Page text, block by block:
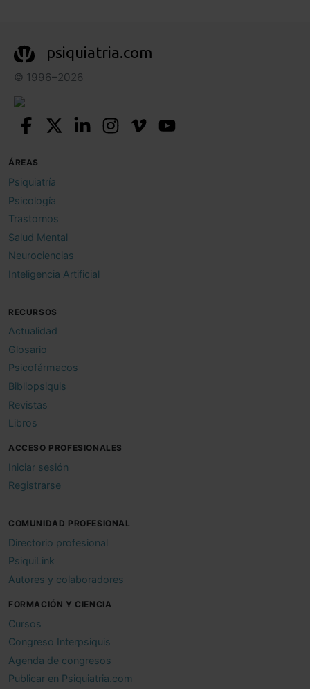
psiquiatria.com
© 1996–2026
ÁREAS
Psiquiatría
Psicología
Trastornos
Salud Mental
Neurociencias
Inteligencia Artificial
RECURSOS
Actualidad
Glosario
Psicofármacos
Bibliopsiquis
Revistas
Libros
ACCESO PROFESIONALES
Iniciar sesión
Registrarse
COMUNIDAD PROFESIONAL
Directorio profesional
PsiquiLink
Autores y colaboradores
FORMACIÓN Y CIENCIA
Cursos
Congreso Interpsiquis
Agenda de congresos
Publicar en Psiquiatria.com